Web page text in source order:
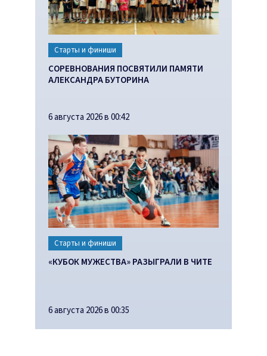
Старты и финиши
СОРЕВНОВАНИЯ ПОСВЯТИЛИ ПАМЯТИ
АЛЕКСАНДРА БУТОРИНА
6 августа 2026 в 00:42
Старты и финиши
«КУБОК МУЖЕСТВА» РАЗЫГРАЛИ В ЧИТЕ
6 августа 2026 в 00:35